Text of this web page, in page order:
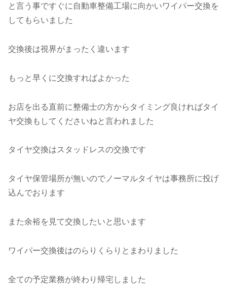
と言う事ですぐに自動車整備工場に向かいワイパー交換を
してもらいました
交換後は視界がまったく違います
もっと早くに交換すればよかった
お店を出る直前に整備士の方からタイミング良ければタイ
ヤ交換もしてくださいねと言われました
タイヤ交換はスタッドレスの交換です
タイヤ保管場所が無いのでノーマルタイヤは事務所に投げ
込んでおります
また余裕を見て交換したいと思います
ワイパー交換後はのらりくらりとまわりました
全ての予定業務が終わり帰宅しました